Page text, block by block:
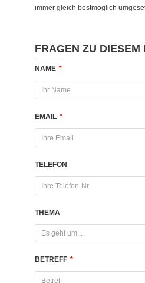
FRAGEN ZU DIESEM
NAME *
EMAIL *
TELEFON
THEMA
Es geht um...
BETREFF *
immer gleich bestmöglich